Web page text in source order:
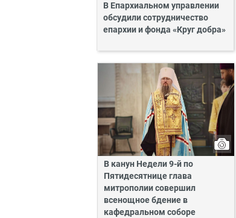
В Епархиальном управлении
обсудили сотрудничество
епархии и фонда «Круг добра»
В канун Недели 9-й по
Пятидесятнице глава
митрополии совершил
всенощное бдение в
кафедральном соборе